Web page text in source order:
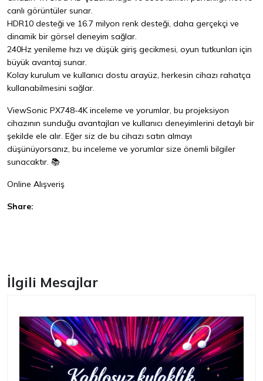
canlı görüntüler sunar.
HDR10 desteği ve 16.7 milyon renk desteği, daha gerçekçi ve
dinamik bir görsel deneyim sağlar.
240Hz yenileme hızı ve düşük giriş gecikmesi, oyun tutkunları için
büyük avantaj sunar.
Kolay kurulum ve kullanıcı dostu arayüz, herkesin cihazı rahatça
kullanabilmesini sağlar.
ViewSonic PX748-4K inceleme ve yorumlar, bu projeksiyon
cihazının sunduğu avantajları ve kullanıcı deneyimlerini detaylı bir
şekilde ele alır. Eğer siz de bu cihazı satın almayı
düşünüyorsanız, bu inceleme ve yorumlar size önemli bilgiler
sunacaktır. 📚
Online Alışveriş
Share:
İlgili Mesajlar